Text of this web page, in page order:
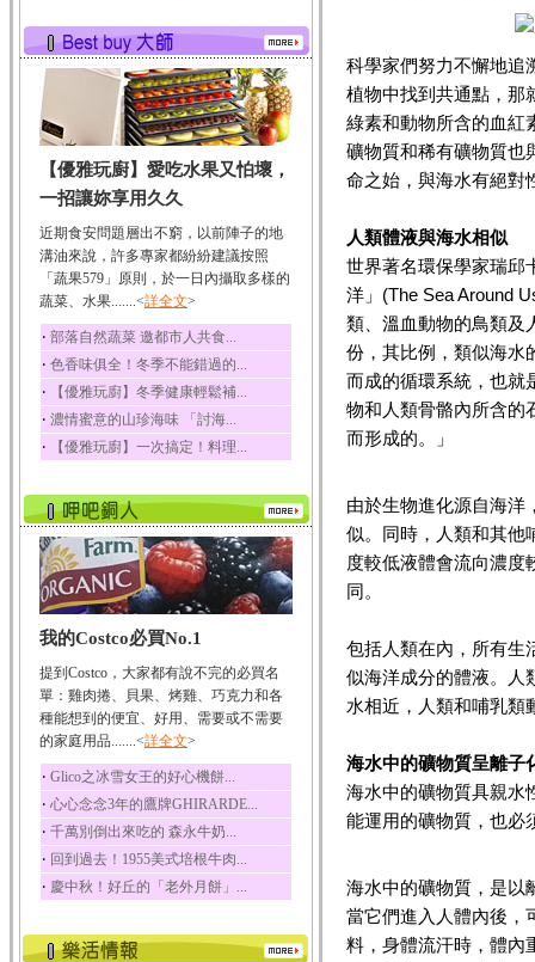
鮪魚肚肉中的不飽和脂
肪酸內富含EPA和DH...
韭菜
韭菜所含的膳食纖維能
幫助消化與通便；揮...
冬瓜
冬瓜營養價值高，鈉含
豆豉
豆豉裡頭含有營養的蛋
白質、脂肪、鈣、磷...
榛果
榛果裡所含的營養素有
蛋白質、脂肪、醣類...
迷迭香
迷迭香 裡頭含有咖啡
酸、迷迭香酸、植物...
咖啡中的咖啡因會刺激
中樞神經系統，特別...
椰子
椰子含有糖類、脂肪、
蛋白質、維生素及多...
荔枝
荔枝性質溫和所含的營
養素有醣類、檸檬酸...
五味子
五味子性質溫熱所含營
養成分有揮發油、檸...
草魚
草魚含有維生素A、維生
素C、及豐富的蛋白...
【優雅玩廚】愛吃水果又怕壞，
一招讓妳享用久久
近期食安問題層出不窮，以前陣子的地
溝油來說，許多專家都紛紛建議按照
「蔬果579」原則，於一日內攝取多樣的
蔬菜、水果.......<詳全文>
‧ 部落自然蔬菜 邀都市人共食...
‧ 色香味俱全！冬季不能錯過的...
‧ 【優雅玩廚】冬季健康輕鬆補...
‧ 濃情蜜意的山珍海味 「討海...
‧ 【優雅玩廚】一次搞定！料理...
我的Costco必買No.1
提到Costco，大家都有說不完的必買名
單：雞肉捲、貝果、烤雞、巧克力和各
種能想到的便宜、好用、需要或不需要
的家庭用品.......<詳全文>
‧ Glico之冰雪女王的好心機餅...
‧ 心心念念3年的鷹牌GHIRARDE...
‧ 千萬別倒出來吃的 森永牛奶...
‧ 回到過去！1955美式培根牛肉...
‧ 慶中秋！好丘的「老外月餅」...
科學家們努力不懈地追
植物中找到共通點，那
綠素和動物所含的血紅
礦物質和稀有礦物質也
命之始，與海水有絕對
人類體液與海水相似
世界著名環保學家瑞邱
洋」(The Sea Around
類、溫血動物的鳥類及
份，其比例，類似海水
而成的循環系統，也就
物和人類骨骼內所含的
而形成的。」
由於生物進化源自海洋
似。同時，人類和其他
度較低液體會流向濃度
同。
包括人類在內，所有生
似海洋成分的體液。人
水相近，人類和哺乳類
海水中的礦物質呈離子
海水中的礦物質具親水
能運用的礦物質，也必
海水中的礦物質，是以
當它們進入人體內後，
料，身體流汗時，體內